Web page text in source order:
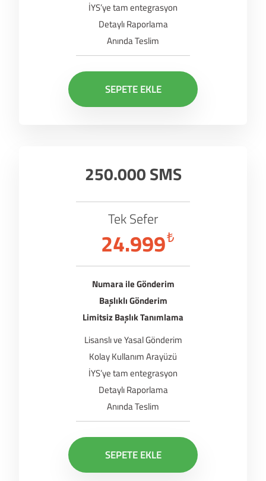
İYS’ye tam entegrasyon
Detaylı Raporlama
Anında Teslim
SEPETE EKLE
250.000 SMS
Tek Sefer
₺
24.999
Numara ile Gönderim
Başlıklı Gönderim
Limitsiz Başlık Tanımlama
Lisanslı ve Yasal Gönderim
Kolay Kullanım Arayüzü
İYS’ye tam entegrasyon
Detaylı Raporlama
Anında Teslim
SEPETE EKLE